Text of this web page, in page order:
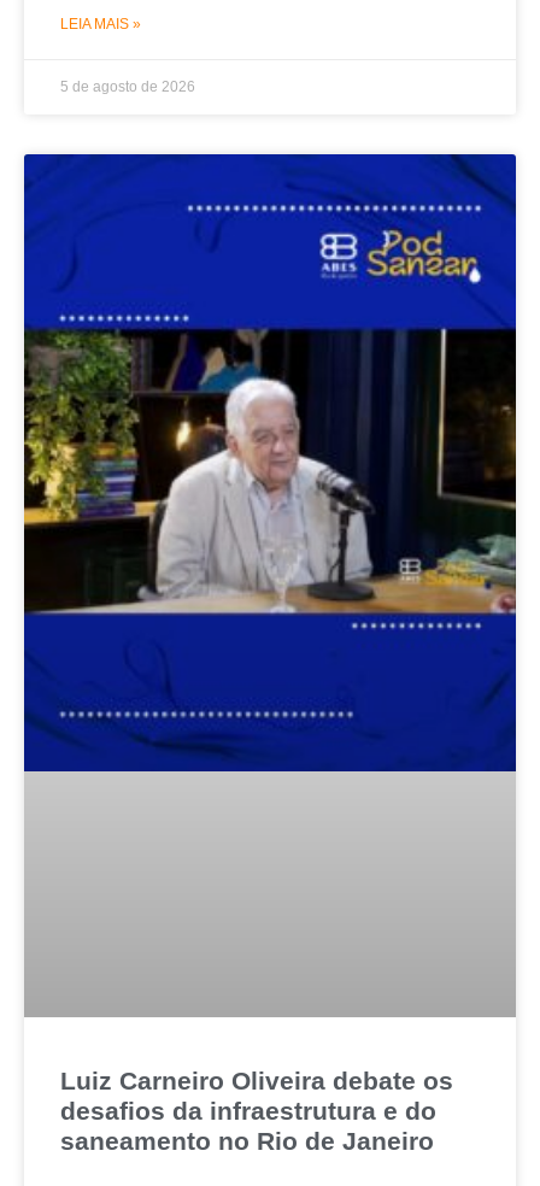
LEIA MAIS »
5 de agosto de 2026
Luiz Carneiro Oliveira debate os
desafios da infraestrutura e do
saneamento no Rio de Janeiro